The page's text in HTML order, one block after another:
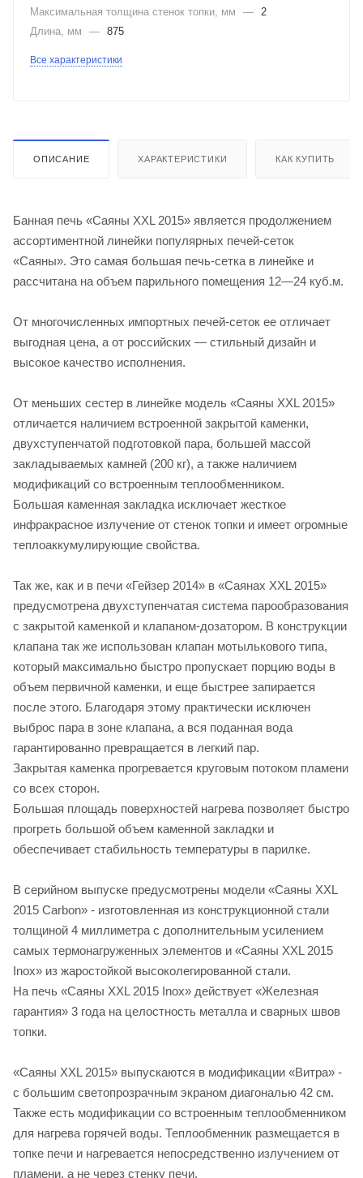
Максимальная толщина стенок топки, мм
—
2
Длина, мм
— 875
Все характеристики
ОПИСАНИЕ ХАРАКТЕРИСТИКИ КАК КУПИТЬ
Банная печь «Саяны XXL 2015» является продолжением
ассортиментной линейки популярных печей-сеток
«Саяны». Это самая большая печь-сетка в линейке и
рассчитана на объем парильного помещения 12—24 куб.м.
От многочисленных импортных печей-сеток ее отличает
выгодная цена, а от российских — стильный дизайн и
высокое качество исполнения.
От меньших сестер в линейке модель «Саяны XXL 2015»
отличается наличием встроенной закрытой каменки,
двухступенчатой подготовкой пара, большей массой
закладываемых камней (200 кг), а также наличием
модификаций со встроенным теплообменником.
Большая каменная закладка исключает жесткое
инфракрасное излучение от стенок топки и имеет огромные
теплоаккумулирующие свойства.
Так же, как и в печи «Гейзер 2014» в «Саянах XXL 2015»
предусмотрена двухступенчатая система парообразования
с закрытой каменкой и клапаном-дозатором. В конструкции
клапана так же использован клапан мотылькового типа,
который максимально быстро пропускает порцию воды в
объем первичной каменки, и еще быстрее запирается
после этого. Благодаря этому практически исключен
выброс пара в зоне клапана, а вся поданная вода
гарантированно превращается в легкий пар.
Закрытая каменка прогревается круговым потоком пламени
со всех сторон.
Большая площадь поверхностей нагрева позволяет быстро
прогреть большой объем каменной закладки и
обеспечивает стабильность температуры в парилке.
В серийном выпуске предусмотрены модели «Саяны XXL
2015 Carbon» - изготовленная из конструкционной стали
толщиной 4 миллиметра с дополнительным усилением
самых термонагруженных элементов и «Саяны XXL 2015
Inox» из жаростойкой высоколегированной стали.
На печь «Саяны XXL 2015 Inox» действует «Железная
гарантия» 3 года на целостность металла и сварных швов
топки.
«Саяны XXL 2015» выпускаются в модификации «Витра» -
с большим светопрозрачным экраном диагональю 42 см.
Также есть модификации со встроенным теплообменником
для нагрева горячей воды. Теплообменник размещается в
топке печи и нагревается непосредственно излучением от
пламени, а не через стенку печи.